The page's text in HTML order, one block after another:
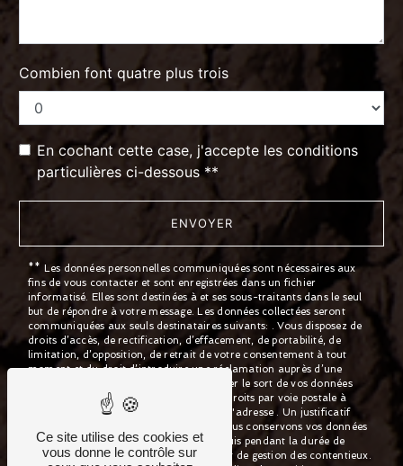
Combien font quatre plus trois
En cochant cette case, j'accepte les conditions
particulières ci-dessous **
ENVOYER
** Les données personnelles communiquées sont nécessaires aux
fins de vous contacter et sont enregistrées dans un fichier
informatisé. Elles sont destinées à et ses sous-traitants dans le seul
but de répondre à votre message. Les données collectées seront
communiquées aux seuls destinataires suivants: . Vous disposez de
droits d’accès, de rectification, d’effacement, de portabilité, de
limitation, d’opposition, de retrait de votre consentement à tout
moment et du droit d’introduire une réclamation auprès d’une
autorité de contrôle, ainsi que d’organiser le sort de vos données
post-mortem. Vous pouvez exercer ces droits par voie postale à
l'adresse ou par courrier électronique à l'adresse . Un justificatif
d'identité pourra vous être demandé. Nous conservons vos données
pendant la période de prise de contact puis pendant la durée de
prescription légale aux fins probatoires et de gestion des contentieux.
Ce site utilise des cookies et
vous donne le contrôle sur